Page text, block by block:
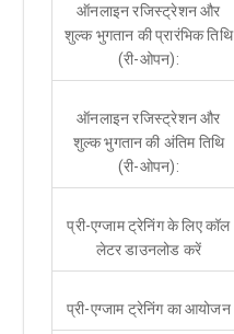
ऑनलाइन रजिस्ट्रेशन और
शुल्क भुगतान की प्रारंभिक तिथि
(री-ओपन):
ऑनलाइन रजिस्ट्रेशन और
शुल्क भुगतान की अंतिम तिथि
(री-ओपन):
प्री-एग्जाम ट्रेनिंग के लिए कॉल
लेटर डाउनलोड करें
प्री-एग्जाम ट्रेनिंग का आयोजन